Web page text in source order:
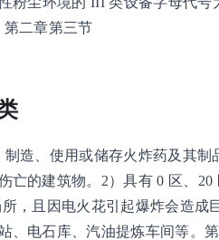
第二章第三节
造、使用或储存火炸药及其
亡的建筑物。2）具有 0 区、
，且因电火花引起爆炸会造成
、电石库、汽油提炼车间等。